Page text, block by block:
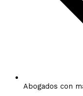
Abogados con